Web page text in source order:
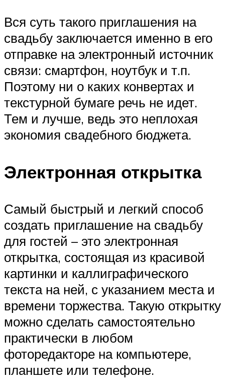
Вся суть такого приглашения на
свадьбу заключается именно в его
отправке на электронный источник
связи: смартфон, ноутбук и т.п.
Поэтому ни о каких конвертах и
текстурной бумаге речь не идет.
Тем и лучше, ведь это неплохая
экономия свадебного бюджета.
Электронная открытка
Самый быстрый и легкий способ
создать приглашение на свадьбу
для гостей – это электронная
открытка, состоящая из красивой
картинки и каллиграфического
текста на ней, с указанием места и
времени торжества. Такую открытку
можно сделать самостоятельно
практически в любом
фоторедакторе на компьютере,
планшете или телефоне.